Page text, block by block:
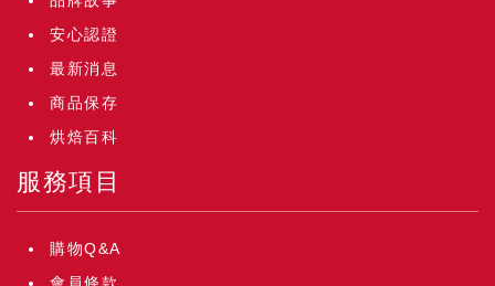
安心認證
最新消息
商品保存
烘焙百科
服務項目
購物Q&A